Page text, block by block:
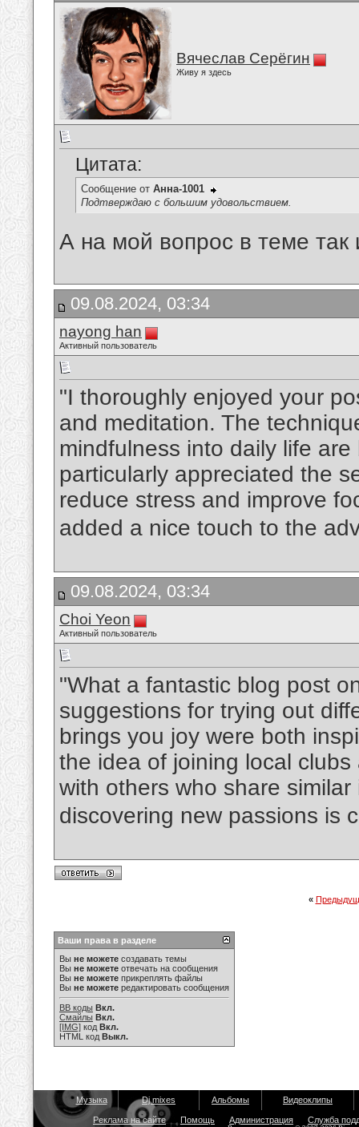
Вячеслав Серёгин
Живу я здесь
Цитата:
Сообщение от Анна-1001
Подтверждаю с большим удовольствием.
А на мой вопрос в теме так
09.08.2024, 03:34
nayong han
Активный пользователь
"I thoroughly enjoyed your
and meditation. The
mindfulness into daily life
particularly appreciated the
reduce stress and improve
added a nice touch to the
09.08.2024, 03:34
Choi Yeon
Активный пользователь
"What a fantastic blog post
suggestions for trying out
brings you joy were both
the idea of joining local
with others who share
discovering new passions is
«
Ваши права в разделе
Вы не можете создавать темы
Вы не можете отвечать на сообщения
Вы не можете прикреплять файлы
Вы не можете редактировать сообщения
BB коды Вкл.
Смайлы Вкл.
[IMG] код Вкл.
HTML код Выкл.
Музыка Dj mixes Альбомы Видеоклипы
Реклама на сайте Помощь Администрация Служба